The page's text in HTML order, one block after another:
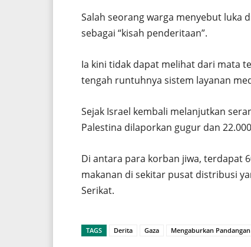
Salah seorang warga menyebut luka
sebagai “kisah penderitaan”.
Ia kini tidak dapat melihat dari mata
tengah runtuhnya sistem layanan
Sejak Israel kembali melanjutkan
Palestina dilaporkan gugur dan
Di antara para korban jiwa, terdapat
makanan di sekitar pusat distribusi
Serikat.
TAGS Derita Gaza Mengaburkan Pandangan